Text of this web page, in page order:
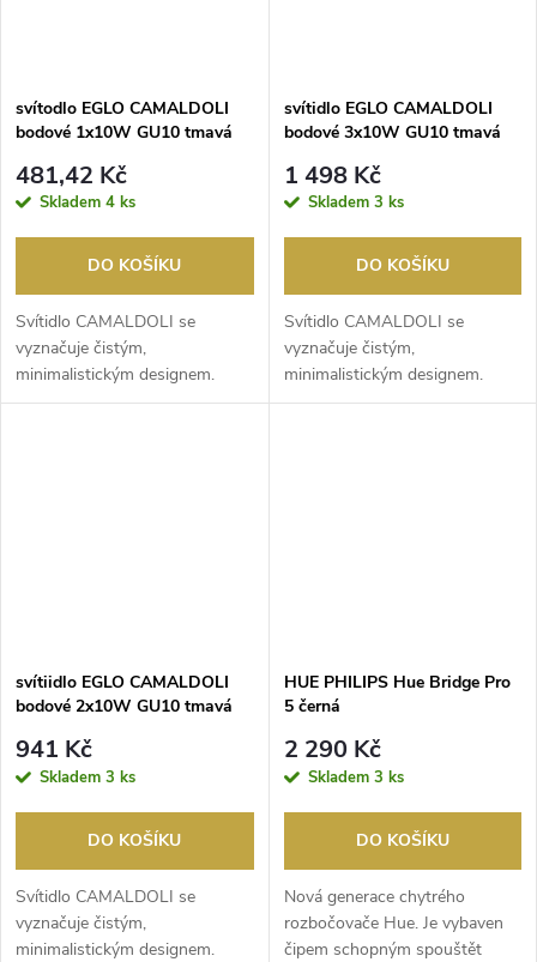
svítodlo EGLO CAMALDOLI
bodové 1x10W GU10 tmavá
481,42 Kč
Skladem 4 ks
DO KOŠÍKU
Svítidlo CAMALDOLI se
vyznačuje čistým,
minimalistickým designem.
Tmavě bronzové provedení
svítidlo EGLO CAMALDOLI
bodové 3x10W GU10 tmavá
1 498 Kč
Skladem 3 ks
DO KOŠÍKU
Svítidlo CAMALDOLI se
vyznačuje čistým,
minimalistickým designem.
Tmavě bronzové provedení
svítiidlo EGLO CAMALDOLI
bodové 2x10W GU10 tmavá
941 Kč
Skladem 3 ks
DO KOŠÍKU
Svítidlo CAMALDOLI se
vyznačuje čistým,
minimalistickým designem.
HUE PHILIPS Hue Bridge Pro
5 černá
2 290 Kč
Skladem 3 ks
DO KOŠÍKU
Nová generace chytrého
rozbočovače Hue. Je vybaven
čipem schopným spouštět